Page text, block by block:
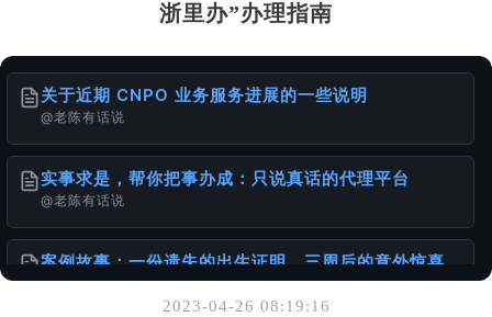
浙里办”办理指南
关于近期 CNPO 业务服务进展的一些说明
@老陈有话说
实事求是，帮你把事办成：只说真话的代理平台
@老陈有话说
案例故事：一份遗失的出生证明，三周后的意外惊喜
@老陈有话说
2023-04-26 08:19:16